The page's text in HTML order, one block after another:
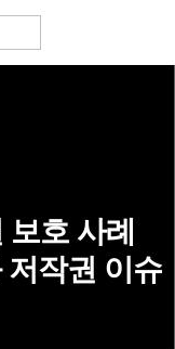
호 사례
저작권 이슈